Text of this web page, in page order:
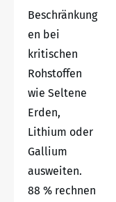
Beschränkung
en bei
kritischen
Rohstoffen
wie Seltene
Erden,
Lithium oder
Gallium
ausweiten.
88 % rechnen